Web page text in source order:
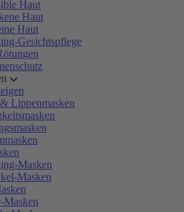
Haut
Haut
Haut
Gesichtspflege
Lippenmasken
Masken
Masken
Masken